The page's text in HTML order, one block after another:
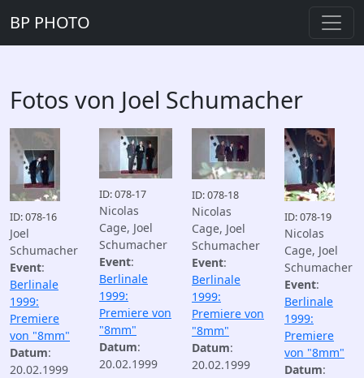
BP PHOTO
Fotos von Joel Schumacher
ID: 078-16
Joel
Schumacher
Event:
Berlinale
1999:
Premiere
von "8mm"
Datum:
20.02.1999
ID: 078-17
Nicolas
Cage, Joel
Schumacher
Event:
Berlinale
1999:
Premiere von
"8mm"
Datum:
20.02.1999
ID: 078-18
Nicolas
Cage, Joel
Schumacher
Event:
Berlinale
1999:
Premiere von
"8mm"
Datum:
20.02.1999
ID: 078-19
Nicolas
Cage, Joel
Schumacher
Event:
Berlinale
1999:
Premiere
von "8mm"
Datum: